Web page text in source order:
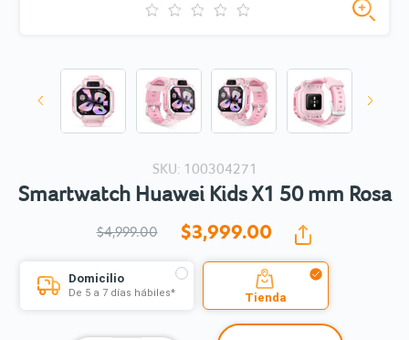
SKU: 100304271
Smartwatch Huawei Kids X1 50 mm Rosa
$4,999.00 $3,999.00
Domicilio
De 5 a 7 días hábiles* Tienda